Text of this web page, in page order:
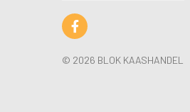
© 2026 BLOK KAASHANDEL